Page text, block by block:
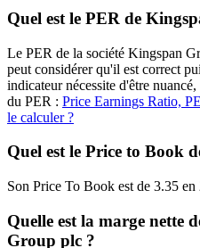
Quel est le PER de
Le PER de la société Kingspan
peut considérer qu'il est correct
indicateur nécessite d'être
du PER : Price Earnings Ratio,
le calculer ?
Quel est le Price to Book
Son Price To Book est de 3.35 en
Quelle est la marge nette
Group plc ?